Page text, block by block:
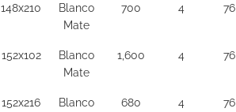
148x210
Blanco
Mate
700 4 76
152x102
Blanco
Mate
1,600 4 76
152x216
Blanco
680 4 76